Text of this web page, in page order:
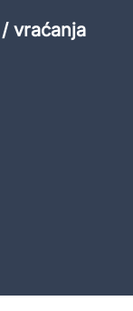
vraćanja